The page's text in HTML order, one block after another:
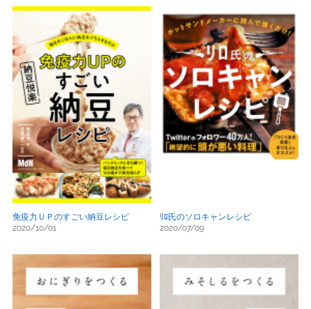
免疫力ＵＰのすごい納豆レシピ
2020/10/01
ﾘﾛ氏のソロキャンレシピ
2020/07/09